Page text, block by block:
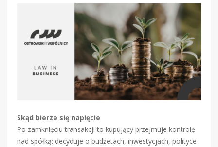
Skąd bierze się napięcie
Po zamknięciu transakcji to kupujący przejmuje kontrolę
nad spółką: decyduje o budżetach, inwestycjach, polityce